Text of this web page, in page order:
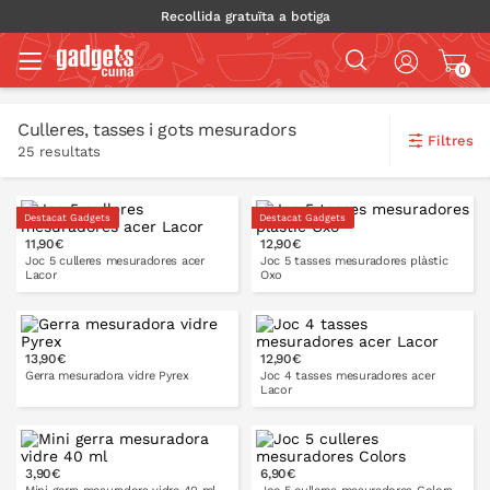
Recollida gratuïta a botiga
0
Culleres, tasses i gots mesuradors
25 resultats
Filtres
Destacat Gadgets
11,90€
Joc 5 culleres mesuradores acer
Lacor
A LA CISTELLA
Destacat Gadgets
12,90€
Joc 5 tasses mesuradores plàstic
Oxo
A LA CISTELLA
13,90€
Gerra mesuradora vidre Pyrex
A LA CISTELLA
12,90€
Joc 4 tasses mesuradores acer
Lacor
A LA CISTELLA
3,90€ 6,90€